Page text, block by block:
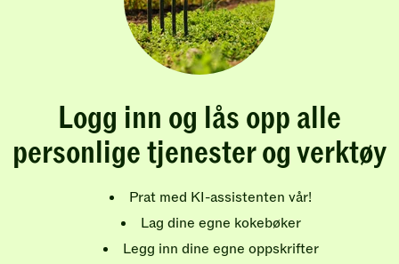
Logg inn og lås opp alle
personlige tjenester og verktøy
Prat med KI-assistenten vår!
Lag dine egne kokebøker
Legg inn dine egne oppskrifter